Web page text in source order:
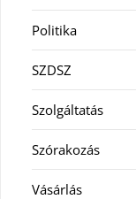
Politika
SZDSZ
Szolgáltatás
Szórakozás
Vásárlás